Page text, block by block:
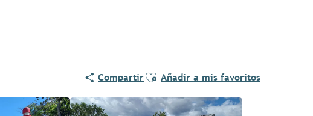
CompartirAjouter aux favoris
Añadir a mis favoritos